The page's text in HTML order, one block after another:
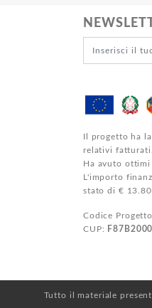
Il progetto ha
relativi fatturati.
Ha avuto
L'importo
stato di €
Codice
CUP:
Tutto il materiale